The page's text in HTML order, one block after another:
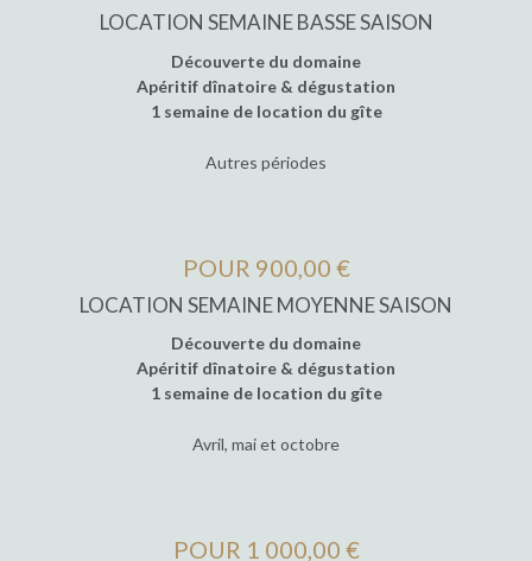
LOCATION SEMAINE BASSE SAISON
Découverte du domaine
Apéritif dînatoire & dégustation
1 semaine de location du gîte
Autres périodes
POUR 900,00 €
LOCATION SEMAINE MOYENNE SAISON
Découverte du domaine
Apéritif dînatoire & dégustation
1 semaine de location du gîte
Avril, mai et octobre
POUR 1 000,00 €